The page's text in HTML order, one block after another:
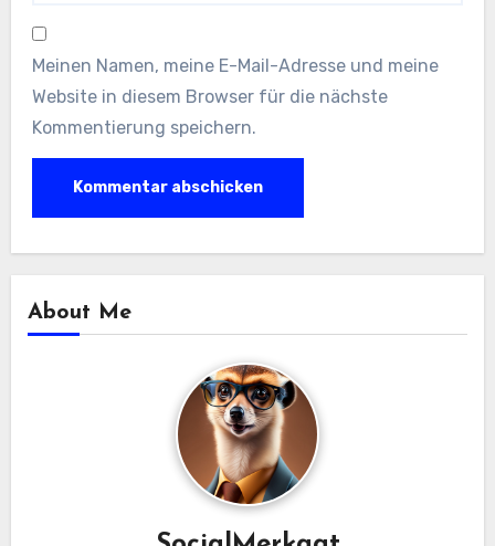
Meinen Namen, meine E-Mail-Adresse und meine
Website in diesem Browser für die nächste
Kommentierung speichern.
About Me